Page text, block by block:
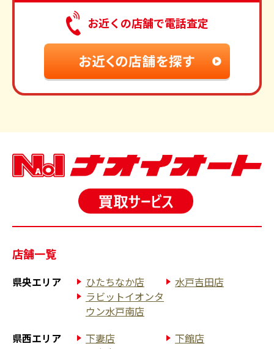
お近くの店舗で電話査定
店舗一覧
県央エリア ひたちなか店
水戸吉田店
ラビットイオンタ
ウン水戸南店
県西エリア
下妻店
下館店